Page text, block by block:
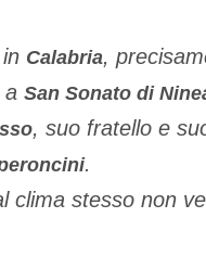
Calabria,
a San Sonato di
, suo fratello e
.
clima stesso non